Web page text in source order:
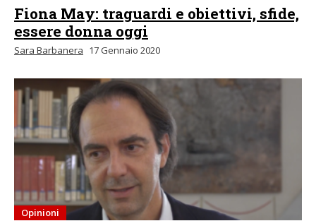
Fiona May: traguardi e obiettivi, sfide,
essere donna oggi
Sara Barbanera 17 Gennaio 2020
Opinioni